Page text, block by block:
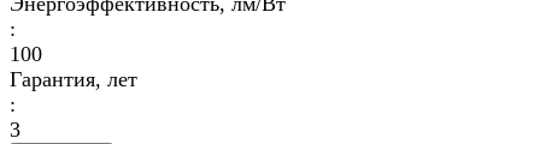
:
100
Гарантия, лет
:
3